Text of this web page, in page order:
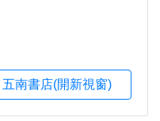
五南書店(開新視窗)